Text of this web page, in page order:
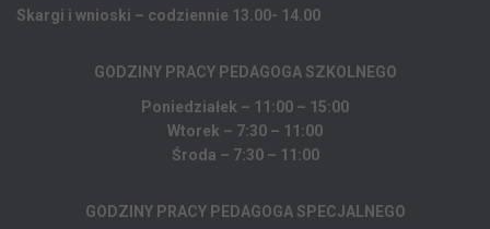
Skargi i wnioski – codziennie 13.00- 14.00
GODZINY PRACY PEDAGOGA SZKOLNEGO
Poniedziałek – 11:00 – 15:00
Wtorek – 7:30 – 11:00
Środa – 7:30 – 11:00
GODZINY PRACY PEDAGOGA SPECJALNEGO